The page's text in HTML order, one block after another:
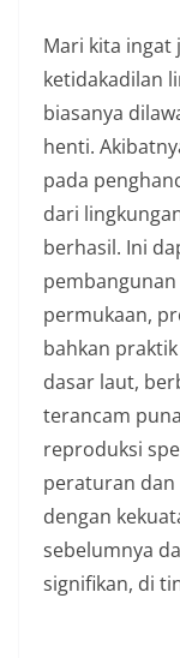
Mari kita ingat
ketidakadilan
biasanya
henti.
pada
dari
berhasil. Ini
permukaan,
bahkan
dasar laut,
terancam
reproduksi
peraturan
dengan
sebelumnya
signifikan, di